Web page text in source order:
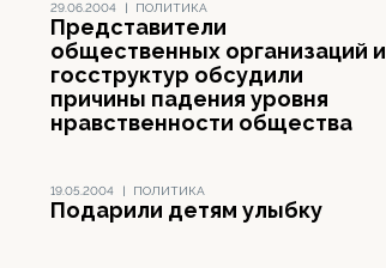
29.06.2004 | ПОЛИТИКА
Представители
общественных организаций и
госструктур обсудили
причины падения уровня
нравственности общества
19.05.2004 | ПОЛИТИКА
Подарили детям улыбку